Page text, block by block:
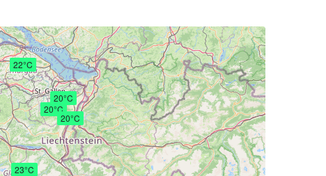
22°C
20°C
20°C
23°C
20°C